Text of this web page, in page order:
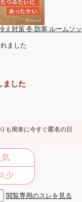
え対策 冬 防寒 ルームソッ
ました
ました
も簡単に今すぐ匿名の日
気
少
閲覧専用のスレを見る